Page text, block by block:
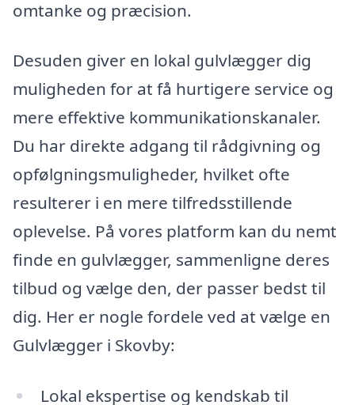
omtanke og præcision.
Desuden giver en lokal gulvlægger dig
muligheden for at få hurtigere service og
mere effektive kommunikationskanaler.
Du har direkte adgang til rådgivning og
opfølgningsmuligheder, hvilket ofte
resulterer i en mere tilfredsstillende
oplevelse. På vores platform kan du nemt
finde en gulvlægger, sammenligne deres
tilbud og vælge den, der passer bedst til
dig. Her er nogle fordele ved at vælge en
Gulvlægger i Skovby:
Lokal ekspertise og kendskab til